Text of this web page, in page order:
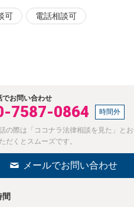
可 電話相談可
でお問い合わせ
7587-0864 時間外
の際は「ココナラ法律相談を見た」とお
だくとスムーズです。
メールでお問い合わせ